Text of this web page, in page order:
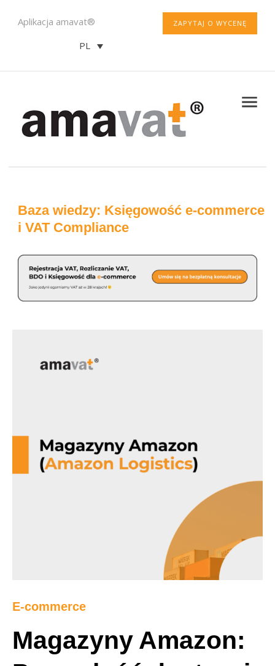
ZAPYTAJ O WYCENĘ
Aplikacja amavat®
PL
Baza wiedzy: Księgowość e-commerce
i VAT Compliance
E-commerce
Magazyny Amazon: